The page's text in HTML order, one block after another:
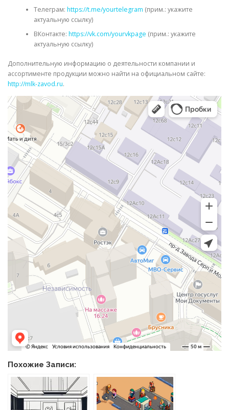
Телеграм: https://t.me/yourtelegram (прим.: укажите
актуальную ссылку)
ВКонтакте: https://vk.com/yourvkpage (прим.: укажите
актуальную ссылку)
Дополнительную информацию о деятельности компании и
ассортименте продукции можно найти на официальном сайте:
http://mlk-zavod.ru.
Похожие Записи: